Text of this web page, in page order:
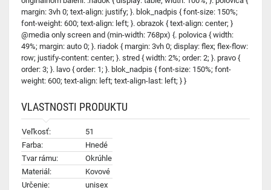
margin: 3vh 0; text-align: justify; }. blok_nadpis { font-size: 150%;
font-weight: 600; text-align: left; }. obrazok { text-align: center; }
@media only screen and (min-width: 768px) {. polovica { width:
49%; margin: auto 0; }. riadok { margin: 3vh 0; display: flex; flex-flow:
row; justify-content: center; }. stred { width: 2%; order: 2; }. pravo {
order: 3; }. lavo { order: 1; }. blok_nadpis { font-size: 150%; font-
weight: 600; text-align: left; text-align-last: left; } }
VLASTNOSTI PRODUKTU
Veľkosť:
51
Farba:
Hnedé
Tvar rámu:
Okrúhle
Materiál:
Kovové
Určenie:
unisex